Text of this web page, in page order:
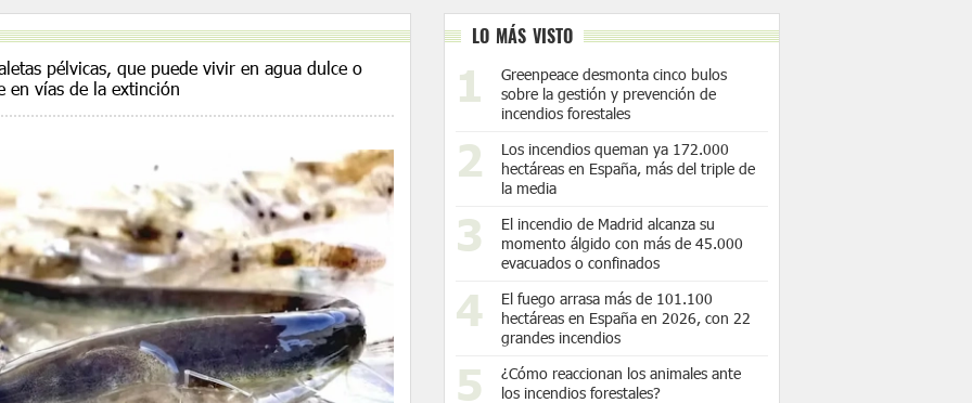
pélvicas, que puede vivir en agua dulce o
en vías de la extinción
LO MÁS VISTO
Greenpeace desmonta cinco bulos
sobre la gestión y prevención de
incendios forestales
Los incendios queman ya 172.000
hectáreas en España, más del triple de
la media
El incendio de Madrid alcanza su
momento álgido con más de 45.000
evacuados o confinados
El fuego arrasa más de 101.100
hectáreas en España en 2026, con 22
grandes incendios
¿Cómo reaccionan los animales ante
los incendios forestales?